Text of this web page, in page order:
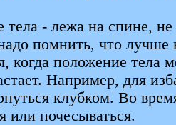
- лежа на спине,
помнить, что
когда положение тела
Например, для
клубком. Во
или почесываться.